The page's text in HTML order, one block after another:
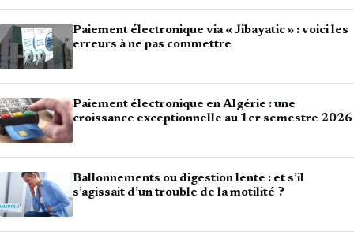
Paiement électronique via « Jibayatic » : voici les
erreurs à ne pas commettre
Paiement électronique en Algérie : une
croissance exceptionnelle au 1er semestre 2026
Ballonnements ou digestion lente : et s’il
s’agissait d’un trouble de la motilité ?